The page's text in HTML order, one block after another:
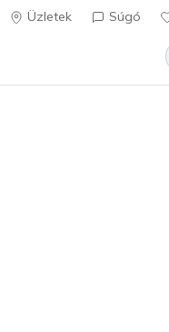
Üzletek Súgó